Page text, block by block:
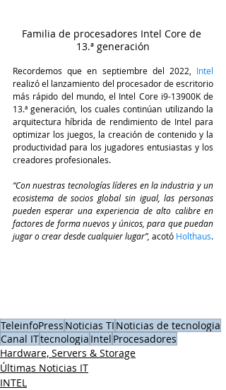
Familia de procesadores Intel Core de
13.ª generación
Recordemos que en septiembre del 2022, Intel
realizó el lanzamiento del procesador de escritorio
más rápido del mundo, el Intel Core i9-13900K de
13.ª generación, los cuales continúan utilizando la
arquitectura híbrida de rendimiento de Intel para
optimizar los juegos, la creación de contenido y la
productividad para los jugadores entusiastas y los
creadores profesionales.
“Con nuestras tecnologías líderes en la industria y un
ecosistema de socios global sin igual, las personas
pueden esperar una experiencia de alto calibre en
factores de forma nuevos y únicos, para que puedan
jugar o crear desde cualquier lugar”, acotó Holthaus.
TeleinfoPress Noticias TI Noticias de tecnologia
Canal ITtecnologia Intel Procesadores
Hardware, Servers & Storage
Últimas Noticias IT
INTEL